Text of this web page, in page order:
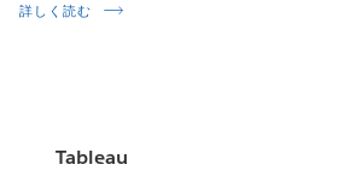
詳しく読む
Tableau